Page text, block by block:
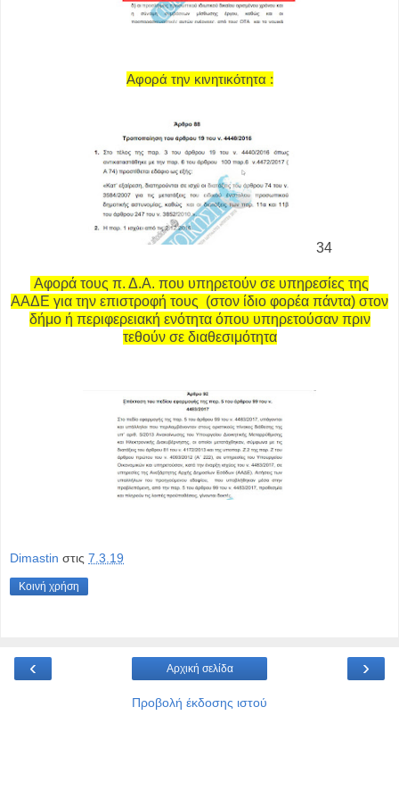
Αφορά την κινητικότητα :
34
Αφορά τους π. Δ.Α. που υπηρετούν σε υπηρεσίες της
ΑΑΔΕ για την επιστροφή τους (στον ίδιο φορέα πάντα) στον
δήμο ή περιφερειακή ενότητα όπου υπηρετούσαν πριν
τεθούν σε διαθεσιμότητα
Dimastin στις 7.3.19
Κοινή χρήση
‹ ›
Αρχική σελίδα
Προβολή έκδοσης ιστού